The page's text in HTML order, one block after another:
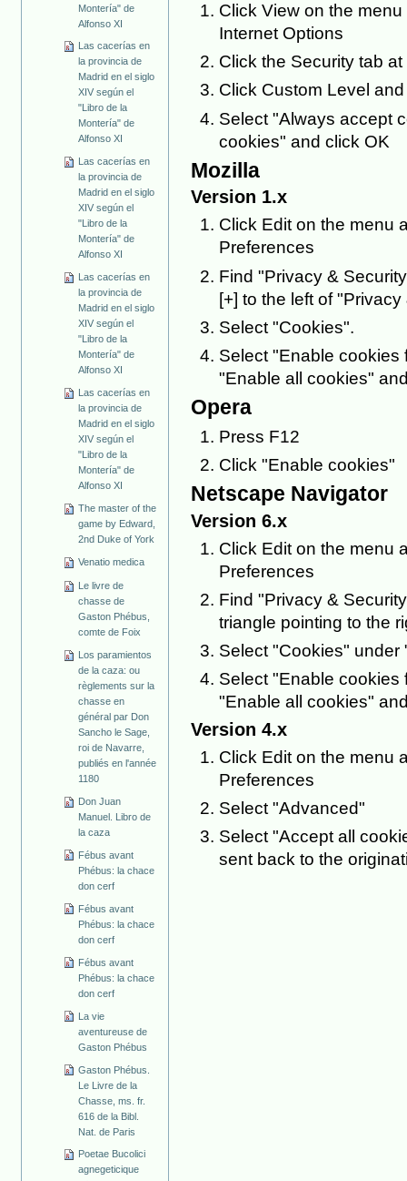
Montería" de
Alfonso XI
Las cacerías en
la provincia de
Madrid en el siglo
XIV según el
"Libro de la
Montería" de
Alfonso XI
Las cacerías en
la provincia de
Madrid en el siglo
XIV según el
"Libro de la
Montería" de
Alfonso XI
Las cacerías en
la provincia de
Madrid en el siglo
XIV según el
"Libro de la
Montería" de
Alfonso XI
Las cacerías en
la provincia de
Madrid en el siglo
XIV según el
"Libro de la
Montería" de
Alfonso XI
The master of the
game by Edward,
2nd Duke of York
Venatio medica
Le livre de
chasse de
Gaston Phébus,
comte de Foix
Los paramientos
de la caza: ou
règlements sur la
chasse en
général par Don
Sancho le Sage,
roi de Navarre,
publiés en l'année
1180
Don Juan
Manuel. Libro de
la caza
Fébus avant
Phébus: la chace
don cerf
Fébus avant
Phébus: la chace
don cerf
Fébus avant
Phébus: la chace
don cerf
La vie
aventureuse de
Gaston Phébus
Gaston Phébus.
Le Livre de la
Chasse, ms. fr.
616 de la Bibl.
Nat. de Paris
Poetae Bucolici
agnegeticique
Click View on the
Internet Options
Click the Security tab
Click Custom Level
Select "Always accept
cookies" and click OK
Mozilla
Version 1.x
Click Edit on the menu
Preferences
Find "Privacy &
[+] to the left of
Select "Cookies".
Select "Enable cookies
"Enable all cookies"
Opera
Press F12
Click "Enable cookies"
Netscape Navigator
Version 6.x
Click Edit on the menu
Preferences
Find "Privacy &
triangle pointing to the
Select "Cookies" under
Select "Enable cookies
"Enable all cookies"
Version 4.x
Click Edit on the menu
Preferences
Select "Advanced"
Select "Accept all
sent back to the